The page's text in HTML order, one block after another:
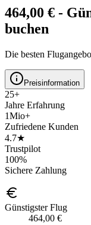
464,00 € -
buchen
Die besten
Preisinformation
25+
Jahre Erfahrung
1Mio+
Zufriedene Kunden
4.7★
Trustpilot
100%
Sichere Zahlung
Günstigster Flug
464,00 €